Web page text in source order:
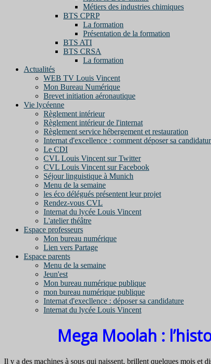
Métiers des industries chimiques
BTS CPRP
La formation
Présentation de la formation
BTS ATI
BTS CRSA
La formation
Actualités
WEB TV Louis Vincent
Mon Bureau Numérique
Brevet initiation aéronautique
Vie lycéenne
Règlement intérieur
Règlement intérieur de l'internat
Règlement service hébergement et restauration
Internat d'excellence : comment déposer sa
Le CDI
CVL Louis Vincent sur Twitter
CVL Louis Vincent sur Facebook
Séjour linguistique à Munich
Menu de la semaine
les éco délégués présentent leur projet
Rendez-vous CVL
Internat du lycée Louis Vincent
L'atelier théâtre
Espace professeurs
Mon bureau numérique
Lien vers Partage
Espace parents
Menu de la semaine
Jeun'est
Mon bureau numérique publique
mon bureau numérique publique
Internat d'execllence : déposer sa candidature
Internat du lycée Louis Vincent
Mega Moolah :
Il y a des machines à sous qui naissent, brillent quelques mois et